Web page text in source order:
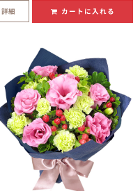
詳細 カートに入れる